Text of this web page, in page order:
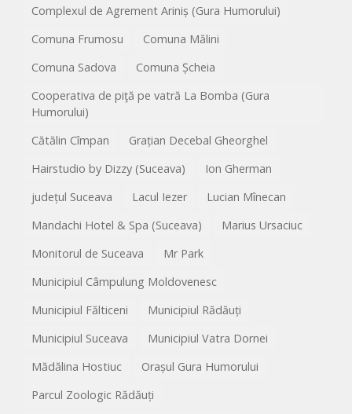
Complexul de Agrement Ariniș (Gura Humorului)
Comuna Frumosu
Comuna Mălini
Comuna Sadova
Comuna Șcheia
Cooperativa de piţă pe vatră La Bomba (Gura
Humorului)
Cătălin Cîmpan
Grațian Decebal Gheorghel
Hairstudio by Dizzy (Suceava)
Ion Gherman
județul Suceava
Lacul Iezer
Lucian Mînecan
Mandachi Hotel & Spa (Suceava)
Marius Ursaciuc
Monitorul de Suceava
Mr Park
Municipiul Câmpulung Moldovenesc
Municipiul Fălticeni
Municipiul Rădăuți
Municipiul Suceava
Municipiul Vatra Dornei
Mădălina Hostiuc
Orașul Gura Humorului
Parcul Zoologic Rădăuți